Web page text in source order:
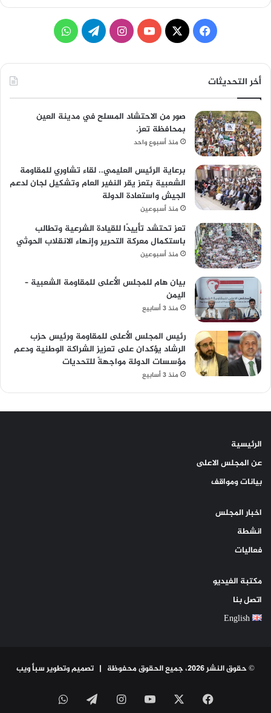
فيسبوك
‫X
‫YouTubeانستقرامتيلقرامواتساب
أخر التحديثات
صور من الاحتشاد المسلح في مدينة العين
بمحافظة تعز.
منذ أسبوع واحد
برعاية الرئيس العليمي.. لقاء تشاوري للمقاومة
الشعبية بتعز يقر النفير العام وتشكيل لجان لدعم
الجيش واستعادة الدولة
منذ أسبوعين
تعز تحتشد تأييدًا للقيادة الشرعية وتطالب
باستكمال معركة التحرير وإنهاء الانقلاب الحوثي
منذ أسبوعين
بيان هام للمجلس الأعلى للمقاومة الشعبية –
اليمن
منذ 3 أسابيع
رئيس المجلس الأعلى للمقاومة ورئيس حزب
الرشاد يؤكدان على تعزيز الشراكة الوطنية ودعم
مؤسسات الدولة مواجهةً للتحديات
منذ 3 أسابيع
الرئيسية
عن المجلس الاعلى
بيانات ومواقف
اخبار المجلس
انشطة
فعاليات
مكتبة الفيديو
اتصل بنا
English
© حقوق النشر 2026، جميع الحقوق محفوظة | تصميم وتطوير سبأ ويب
فيسبوك ‫YouTubeانستقرامتيلقرامواتساب